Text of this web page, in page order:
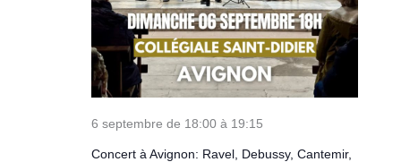
Concert à Avignon: Ravel, Debussy, Cantemir,
6 septembre de 18:00 à 19:15